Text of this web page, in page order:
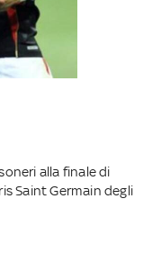
alla finale di
Saint Germain degli